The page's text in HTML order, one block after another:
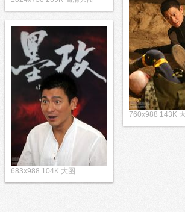
760x988 143K
683x988 104K 大图